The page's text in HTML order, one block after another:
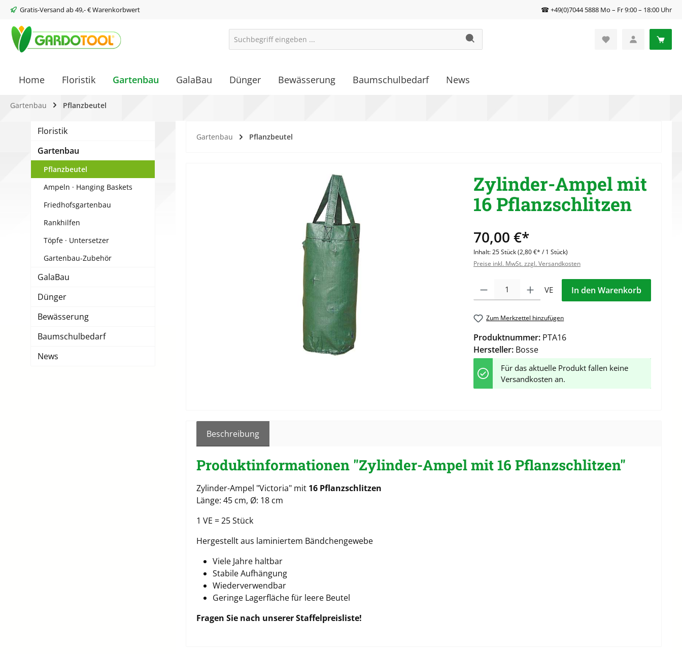
Zur Hauptnavigation springen
Gratis-Versand ab 49,- € Warenkorbwert ☎ +49(0)7044 5888 Mo – Fr 9:00 – 18:00 Uhr
Home Floristik Gartenbau GalaBau Dünger Bewässerung Baumschulbedarf News
Gartenbau Pflanzbeutel
Floristik
Gartenbau
Pflanzbeutel
Ampeln · Hanging Baskets
Friedhofsgartenbau
Rankhilfen
Töpfe · Untersetzer
Gartenbau-Zubehör
GalaBau
Dünger
Bewässerung
Baumschulbedarf
News
Gartenbau Pflanzbeutel
Zylinder-Ampel mit
16 Pflanzschlitzen
70,00 €*
Inhalt:25 Stück(2,80 €* / 1 Stück)
Preise inkl. MwSt. zzgl. Versandkosten
Produkt Anzahl: Gib den gewünschten Wert ein oder benutze die
VE In den Warenkorb
Zum Merkzettel hinzufügen
Produktnummer: PTA16
Hersteller: Bosse
Für das aktuelle Produkt fallen keine
Versandkosten an.
Beschreibung
Produktinformationen "Zylinder-Ampel mit 16 Pflanzschlitzen"
Zylinder-Ampel "Victoria" mit 16 Pflanzschlitzen
Länge: 45 cm, Ø: 18 cm
1 VE = 25 Stück
Hergestellt aus laminiertem Bändchengewebe
Viele Jahre haltbar
Stabile Aufhängung
Wiederverwendbar
Geringe Lagerfläche für leere Beutel
Fragen Sie nach unserer Staffelpreisliste!